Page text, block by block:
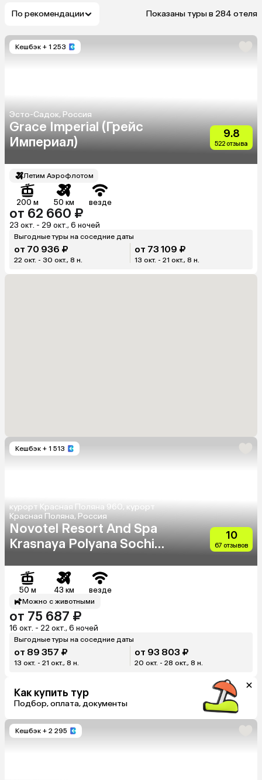
По рекомендации Показаны туры в 284 отеля
Кешбэк + 1 253
Эсто-Садок, Россия
Grace Imperial (Грейс
Империал)
9.8
522 отзыва
Летим Аэрофлотом
200 м 50 км везде
от 62 660 ₽
23 окт. - 29 окт., 6 ночей
Выгодные туры на соседние даты
от 70 936 ₽
22 окт. - 30 окт., 8 н.
от 73 109 ₽
13 окт. - 21 окт., 8 н.
Кешбэк + 1 513
курорт Красная Поляна 960, курорт
Красная Поляна, Россия
Novotel Resort And Spa
Krasnaya Polyana Sochi
10
67 отзывов
50 м 43 км везде
Можно с животными
от 75 687 ₽
16 окт. - 22 окт., 6 ночей
Выгодные туры на соседние даты
от 89 357 ₽
13 окт. - 21 окт., 8 н.
от 93 803 ₽
20 окт. - 28 окт., 8 н.
Как купить тур
Подбор, оплата, документы
Кешбэк + 2 295